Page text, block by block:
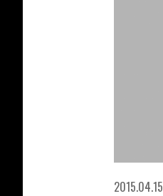
2015.04.15